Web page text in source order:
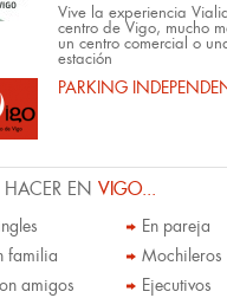
Vive la experiencia
centro de Vigo, mucho
un centro comercial o
estación
PARKING
EN VIGO...
En pareja
familia
Mochileros
amigos
Ejecutivos